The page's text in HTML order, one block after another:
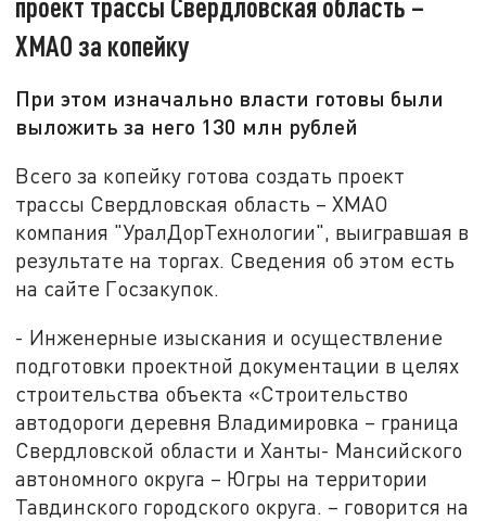
ХМАО за копейку
При этом изначально власти готовы были
выложить за него 130 млн рублей
Всего за копейку готова создать проект
трассы Свердловская область – ХМАО
компания "УралДорТехнологии", выигравшая в
результате на торгах. Сведения об этом есть
на сайте Госзакупок.
- Инженерные изыскания и осуществление
подготовки проектной документации в целях
строительства объекта «Строительство
автодороги деревня Владимировка – граница
Свердловской области и Ханты- Мансийского
автономного округа – Югры на территории
Тавдинского городского округа. – говорится на